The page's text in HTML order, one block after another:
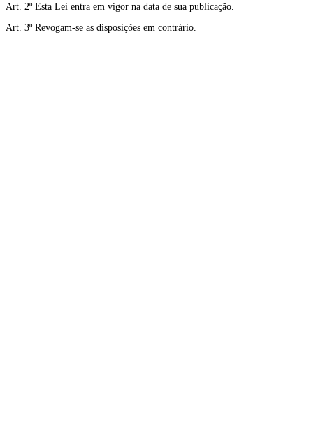
Art. 2º Esta Lei entra em vigor na data de sua publicação.
Art. 3º Revogam-se as disposições em contrário.